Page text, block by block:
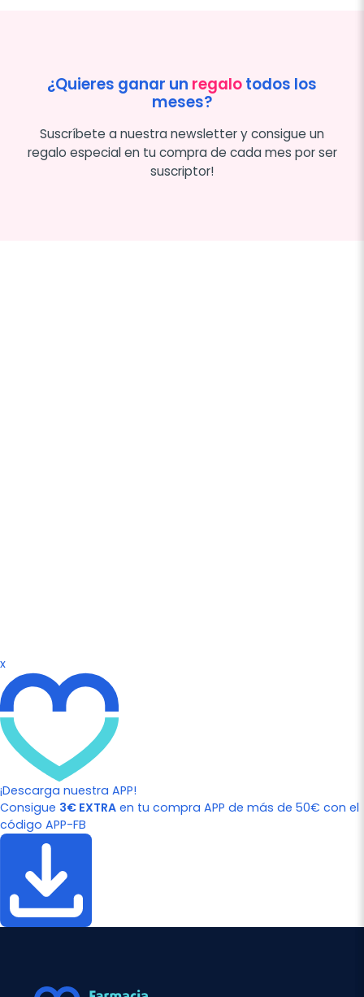
¿Quieres ganar un regalotodos los
meses?
Suscríbete a nuestra newsletter y consigue un
regalo especial en tu compra de cada mes por ser
suscriptor!
x
¡Descarga nuestra APP!
Consigue 3€ EXTRA en tu compra APP de más de 50€ con el
código APP-FB